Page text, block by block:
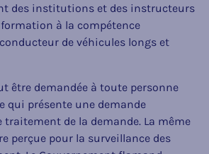
des institutions et des instructeurs
à la compétence
de véhicules longs et
être demandée à toute personne
qui présente une demande
traitement de la demande. La même
perçue pour la surveillance des